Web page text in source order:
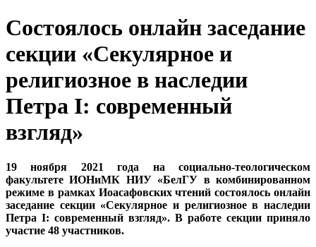
Состоялось онлайн заседание
секции «Секулярное и
религиозное в наследии
Петра I: современный
взгляд»
19 ноября 2021 года на социально-теологическом
факультете ИОНиМК НИУ «БелГУ в комбинированном
режиме в рамках Иоасафовских чтений состоялось онлайн
заседание секции «Секулярное и религиозное в наследии
Петра I: современный взгляд». В работе секции приняло
участие 48 участников.